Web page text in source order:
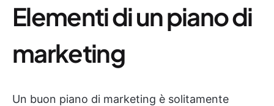
Elementi di un piano di
marketing
Un buon piano di marketing è solitamente